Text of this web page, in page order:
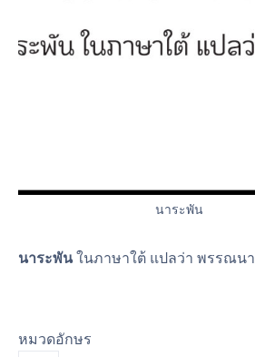
นาระพัน
นาระพันในภาษาใต้ แปลว่า พรรณนา
หมวดอักษร